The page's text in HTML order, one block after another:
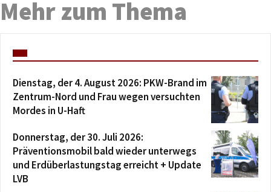
Mehr zum Thema
Dienstag, der 4. August 2026: PKW-Brand im
Zentrum-Nord und Frau wegen versuchten
Mordes in U-Haft
Donnerstag, der 30. Juli 2026:
Präventionsmobil bald wieder unterwegs
und Erdüberlastungstag erreicht + Update
LVB